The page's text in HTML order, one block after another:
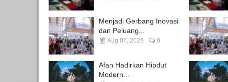
Menjadi Gerbang Inovasi
dan Peluang...
Aug 07, 2026 0
Afan Hadirkan Hipdut
Modern...